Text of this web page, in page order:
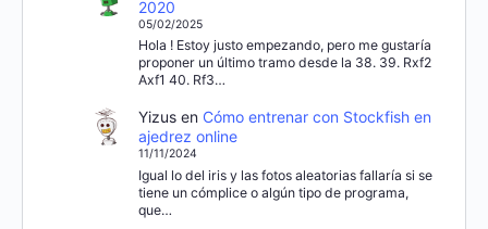
2020
05/02/2025
Hola ! Estoy justo empezando, pero me gustaría
proponer un último tramo desde la 38. 39. Rxf2
Axf1 40. Rf3…
Yizusen Cómo entrenar con Stockfish en
ajedrez online
11/11/2024
Igual lo del iris y las fotos aleatorias fallaría si se
tiene un cómplice o algún tipo de programa,
que…